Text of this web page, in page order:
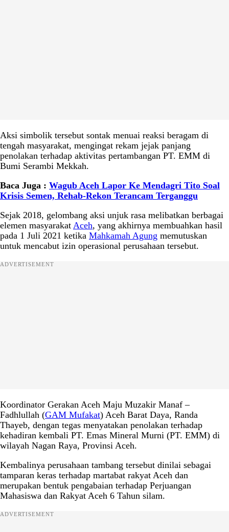
Aksi simbolik tersebut sontak menuai reaksi beragam di
tengah masyarakat, mengingat rekam jejak panjang
penolakan terhadap aktivitas pertambangan PT. EMM di
Bumi Serambi Mekkah.
Baca Juga : Wagub Aceh Lapor Ke Mendagri Tito Soal
Krisis Semen, Rehab-Rekon Terancam Terganggu
Sejak 2018, gelombang aksi unjuk rasa melibatkan berbagai
elemen masyarakat Aceh, yang akhirnya membuahkan hasil
pada 1 Juli 2021 ketika Mahkamah Agung memutuskan
untuk mencabut izin operasional perusahaan tersebut.
ADVERTISEMENT
Koordinator Gerakan Aceh Maju Muzakir Manaf –
Fadhlullah (GAM Mufakat) Aceh Barat Daya, Randa
Thayeb, dengan tegas menyatakan penolakan terhadap
kehadiran kembali PT. Emas Mineral Murni (PT. EMM) di
wilayah Nagan Raya, Provinsi Aceh.
Kembalinya perusahaan tambang tersebut dinilai sebagai
tamparan keras terhadap martabat rakyat Aceh dan
merupakan bentuk pengabaian terhadap Perjuangan
Mahasiswa dan Rakyat Aceh 6 Tahun silam.
ADVERTISEMENT